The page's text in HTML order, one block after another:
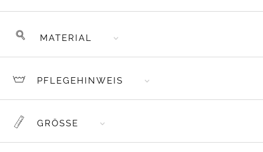
MATERIAL
PFLEGEHINWEIS
GRÖSSE